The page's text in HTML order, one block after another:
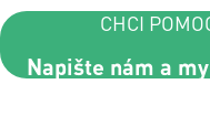
CHCI
Napište nám a